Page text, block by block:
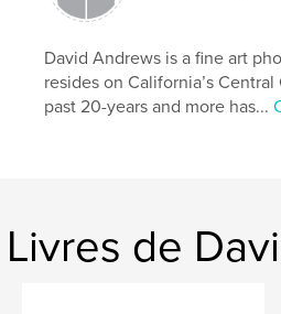
David Andrews is a fine art
resides on California’s
past 20-years and more has...
Livres de